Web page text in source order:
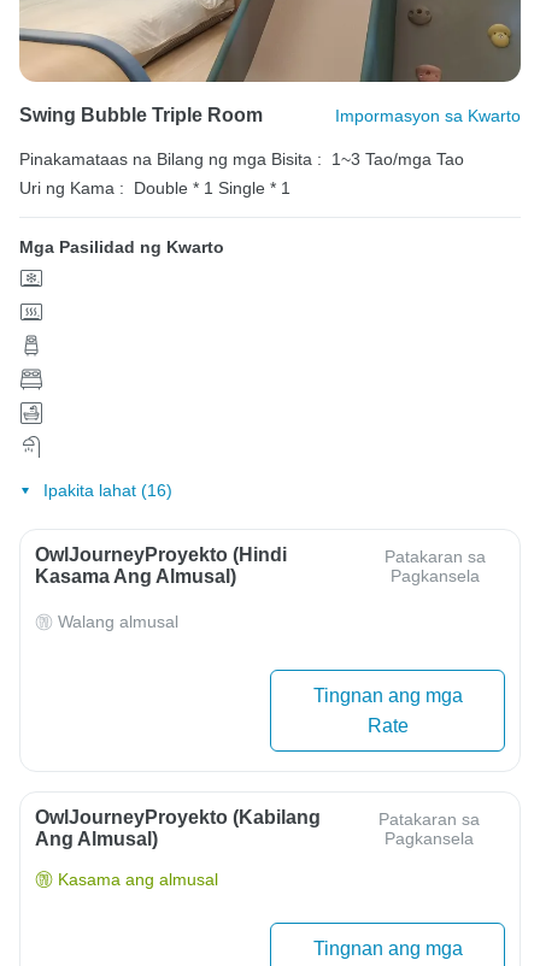
Swing Bubble Triple Room Impormasyon sa Kwarto
Pinakamataas na Bilang ng mga Bisita :
1~3 Tao/mga Tao
Uri ng Kama :
Double * 1 Single * 1
Mga Pasilidad ng Kwarto
Ipakita lahat (16)
OwlJourneyProyekto (Hindi
Kasama Ang Almusal)
Patakaran sa
Pagkansela
Walang almusal
Tingnan ang mga
Rate
OwlJourneyProyekto (Kabilang
Ang Almusal)
Patakaran sa
Pagkansela
Kasama ang almusal
Tingnan ang mga